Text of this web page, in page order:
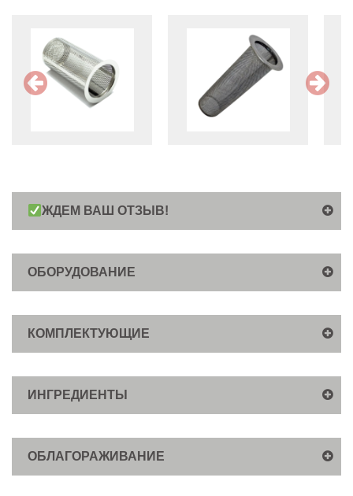
ЖДЕМ ВАШ ОТЗЫВ!
ОБОРУДОВАНИЕ
КОМПЛЕКТУЮЩИЕ
ИНГРЕДИЕНТЫ
ОБЛАГОРАЖИВАНИЕ